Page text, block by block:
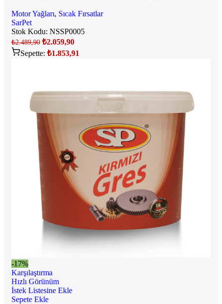
Motor Yağları, Sıcak Fırsatlar
SarPet
Stok Kodu: NSSP0005
₺2.489,90 ₺2.059,90
Sepette: ₺1.853,91
-17%
Karşılaştırma
Hızlı Görünüm
İstek Listesine Ekle
Sepete Ekle